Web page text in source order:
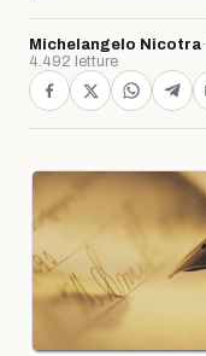
Michelangelo Nicotra·
4.492 letture